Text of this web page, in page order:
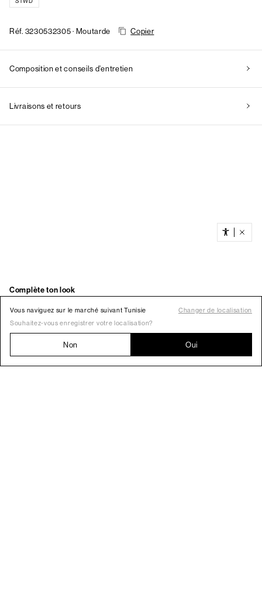
Vous naviguez sur le marché suivant Tunisie
Changer de localisation
Souhaitez-vous enregistrer votre localisation?
Non Oui